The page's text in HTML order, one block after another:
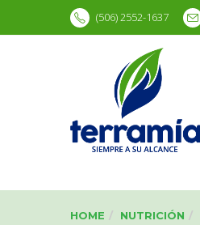
(506) 2552-1637
HOME NUTRICIÓN